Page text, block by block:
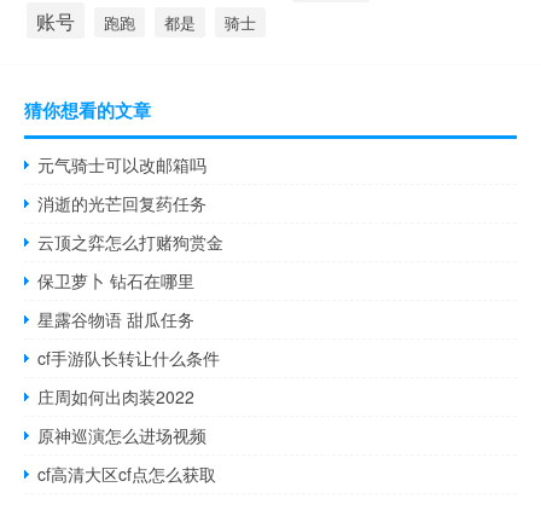
账号 跑跑 都是 骑士
猜你想看的文章
元气骑士可以改邮箱吗
消逝的光芒回复药任务
云顶之弈怎么打赌狗赏金
保卫萝卜 钻石在哪里
星露谷物语 甜瓜任务
cf手游队长转让什么条件
庄周如何出肉装2022
原神巡演怎么进场视频
cf高清大区cf点怎么获取